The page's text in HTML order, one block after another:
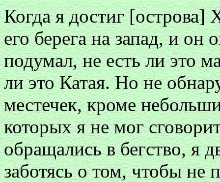
Когда я достиг [острова]
его берега на запад, и он
подумал, не есть ли это
ли это Катая. Но не
местечек, кроме
которых я не мог
обращались в бегство, я
заботясь о том, чтобы не